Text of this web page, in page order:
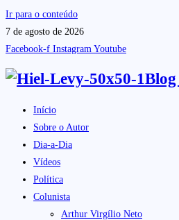
Ir para o conteúdo
7 de agosto de 2026
Facebook-f Instagram Youtube
Início
Sobre o Autor
Dia-a-Dia
Vídeos
Política
Colunista
Arthur Virgílio Neto